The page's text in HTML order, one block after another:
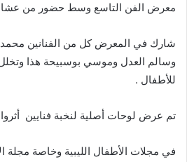
معرض الفن التاسع وسط حضور من
شارك في المعرض كل من الفنانين محمد
وسالم العدل وموسي بوسبيحة هذا
للأطفال .
تم عرض لوحات أصلية لنخبة فنايين
في مجلات الأطفال الليبية وخاصة مجلة